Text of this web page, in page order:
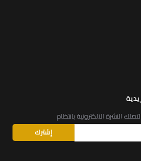
النشرة الالكترونية بانتظام